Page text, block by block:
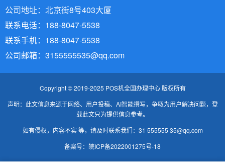
公司地址：北京街8号403大厦
联系电话：188-8047-5538
联系手机：188-8047-5538
公司邮箱：3155555535@qq.com
Copyright © 2019-2025 POS机全国办理中心 版权所有
声明：此文信息来源于网络、用户投稿、AI智能撰写，争取为用户解决问题，登
载此文只为提供信息参考。
如有侵权，内容不实 等，请及时联系我们：31 555555 35@qq.com
备案号： 皖ICP备2022001275号-18